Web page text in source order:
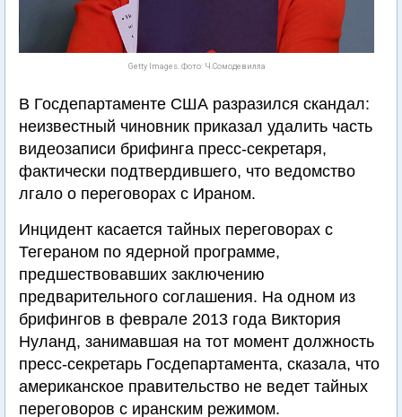
Getty Images. Фото: Ч.Сомодевилла
В Госдепартаменте США разразился скандал:
неизвестный чиновник приказал удалить часть
видеозаписи брифинга пресс-секретаря,
фактически подтвердившего, что ведомство
лгало о переговорах с Ираном.
Инцидент касается тайных переговорах с
Тегераном по ядерной программе,
предшествовавших заключению
предварительного соглашения. На одном из
брифингов в феврале 2013 года Виктория
Нуланд, занимавшая на тот момент должность
пресс-секретарь Госдепартамента, сказала, что
американское правительство не ведет тайных
переговоров с иранским режимом.